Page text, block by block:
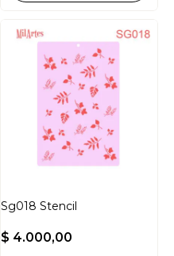
Sg018 Stencil
$ 4.000,00